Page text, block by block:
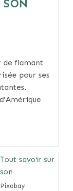
de flamant
pour ses